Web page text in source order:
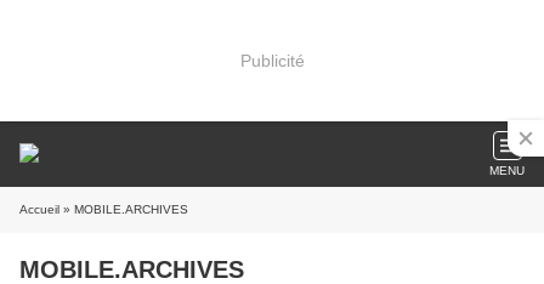
Publicité
MENU
Accueil » MOBILE.ARCHIVES
MOBILE.ARCHIVES